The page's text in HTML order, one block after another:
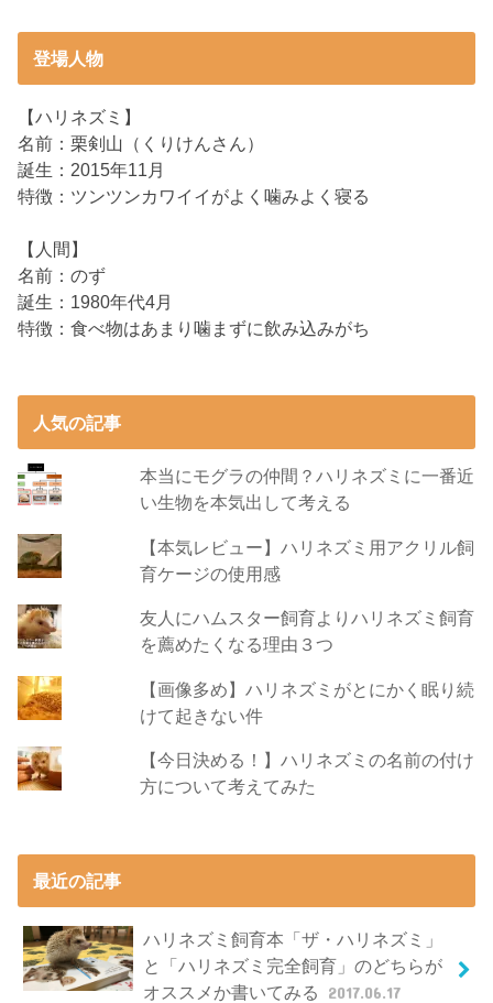
登場人物
【ハリネズミ】
名前：栗剣山（くりけんさん）
誕生：2015年11月
特徴：ツンツンカワイイがよく噛みよく寝る
【人間】
名前：のず
誕生：1980年代4月
特徴：食べ物はあまり噛まずに飲み込みがち
人気の記事
本当にモグラの仲間？ハリネズミに一番近
い生物を本気出して考える
【本気レビュー】ハリネズミ用アクリル飼
育ケージの使用感
友人にハムスター飼育よりハリネズミ飼育
を薦めたくなる理由３つ
【画像多め】ハリネズミがとにかく眠り続
けて起きない件
【今日決める！】ハリネズミの名前の付け
方について考えてみた
最近の記事
ハリネズミ飼育本「ザ・ハリネズミ」
と「ハリネズミ完全飼育」のどちらが
オススメか書いてみる
2017.06.17